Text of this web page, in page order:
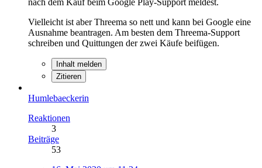
Vielleicht ist aber Threema so nett und kann bei Google eine
Ausnahme beantragen. Am besten dem Threema-Support
schreiben und Quittungen der zwei Käufe beifügen.
Inhalt melden
Zitieren
Humlebaeckerin
Reaktionen
3
Beiträge
53